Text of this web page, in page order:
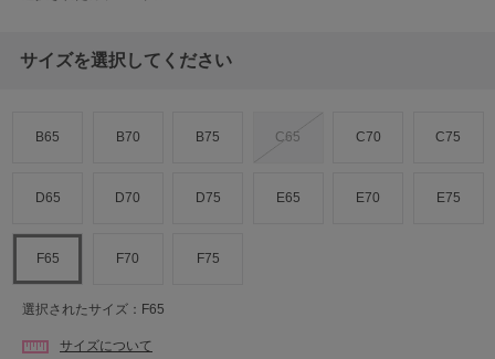
サイズを選択してください
B65 B70 B75 C65 C70 C75
D65 D70 D75 E65 E70 E75
F65 F70 F75
選択されたサイズ：F65
サイズについて